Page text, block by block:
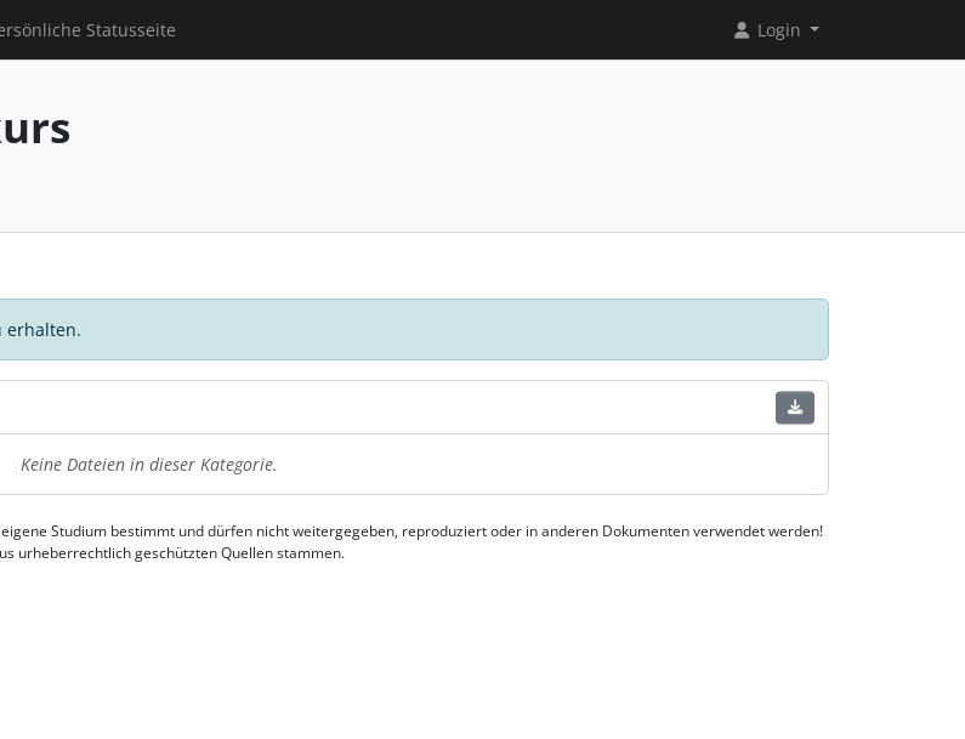
Statusseite Login
erhalten.
Keine Dateien in dieser Kategorie.
Studium bestimmt und dürfen nicht weitergegeben, reproduziert oder in anderen Dokumenten verwendet werden!
urheberrechtlich geschützten Quellen stammen.